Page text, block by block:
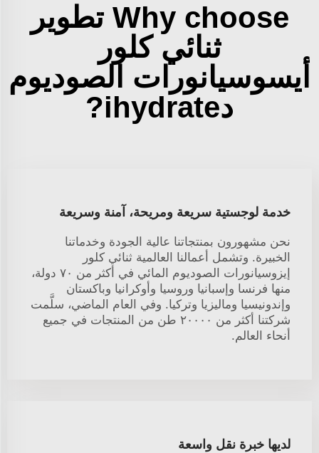
Why choose تطوير
ثنائي كلور
أيسوسيانورات الصوديوم
دihydrate?
خدمة لوجستية سريعة ومريحة، آمنة وسريعة
نحن مشهورون بمنتجاتنا عالية الجودة وخدماتنا
الخبيرة. وتشمل أعمالنا العالمية ثنائي كلور
إيزوسيانورات الصوديوم المائي في أكثر من ٧٠ دولة،
منها فرنسا وإسبانيا وروسيا وأوكرانيا وباكستان
وإندونيسيا وماليزيا وتركيا. وفي العام الماضي، سلَّمت
شركتنا أكثر من ٢٠٠٠٠ طن من المنتجات في جميع
أنحاء العالم.
لديها خبرة نقل واسعة